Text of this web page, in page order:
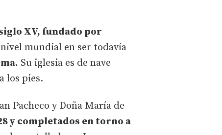
XV, fundado por
mundial en ser todavía
Su iglesia es de nave
los pies.
Pacheco y Doña María de
y completados en torno a